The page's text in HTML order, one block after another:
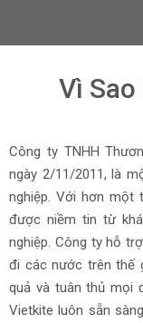
Vì Sao
Công ty TNHH
ngày 2/11/2011, là
nghiệp. Với hơn một
được niềm tin từ
nghiệp. Công ty hỗ
đi các nước trên thế
quả và tuân thủ mọi
Vietkite luôn sẵn